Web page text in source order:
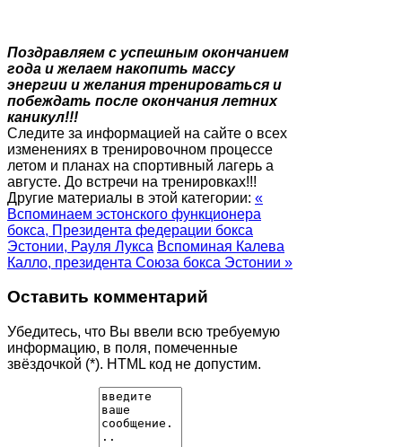
Поздравляем с успешным окончанием
года и желаем накопить массу
энергии и желания тренироваться и
побеждать после окончания летних
каникул!!!
Следите за информацией на сайте о всех
изменениях в тренировочном процессе
летом и планах на спортивный лагерь а
августе. До встречи на тренировках!!!
Другие материалы в этой категории: «
Вспоминаем эстонского функционера
бокса, Президента федерации бокса
Эстонии, Рауля Лукса Вспоминая Калева
Калло, президента Союза бокса Эстонии »
Оставить комментарий
Убедитесь, что Вы ввели всю требуемую
информацию, в поля, помеченные
звёздочкой (*). HTML код не допустим.